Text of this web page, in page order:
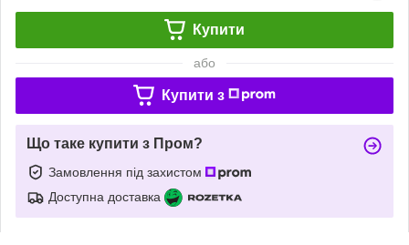
Купити
або
Купити з
Що таке купити з Пром?
Замовлення під захистом
Доступна доставка